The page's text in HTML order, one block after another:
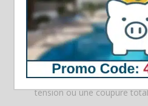
La compagnie Endesa a
journée que 576
sans électricité, bien que la
été partiellement résolue.
signalaient encore des
tension ou une coupure